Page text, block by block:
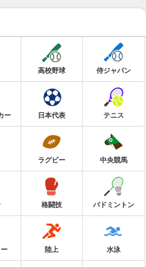
高校野球 侍ジャパン
ー 日本代表 テニス
ラグビー 中央競馬
格闘技 バドミントン
陸上 水泳